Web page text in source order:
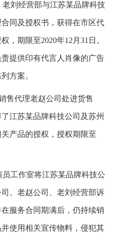
老刘经营部与江苏某品牌科技
同及授权书，获得在市区代
，期限至2020年12月31日。
提供印有代言人肖像的广告
方案。
售代理老赵公司处进货售
江苏某品牌科技公司及苏州
产品的授权，授权期限至
员工作室将江苏某品牌科技公
、老赵公司、老刘经营部诉
服务合同期满后，仍持续销
使用相关宣传物料，侵犯其